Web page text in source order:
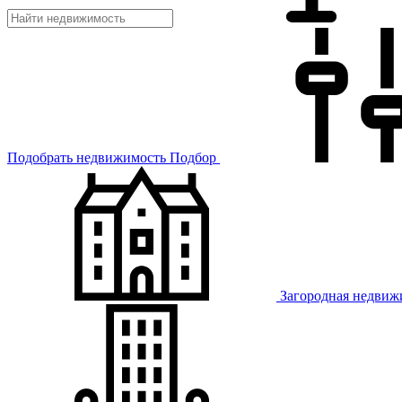
Подобрать недвижимость Подбор
Загородная